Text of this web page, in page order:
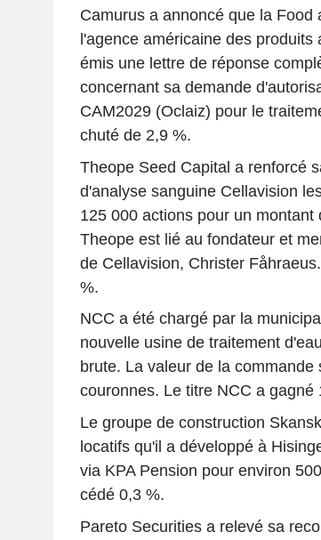
Camurus a annoncé que la Food
l'agence américaine des
émis une lettre de réponse
concernant sa demande
CAM2029 (Oclaiz) pour le
chuté de 2,9 %.
Theope Seed Capital a renforcé
d'analyse sanguine Cellavision
125 000 actions pour un
Theope est lié au fondateur et
de Cellavision, Christer
%.
NCC a été chargé par la
nouvelle usine de traitement
brute. La valeur de la
couronnes. Le titre NCC a gagné
Le groupe de construction
locatifs qu'il a développé à
via KPA Pension pour environ
cédé 0,3 %.
Pareto Securities a relevé sa